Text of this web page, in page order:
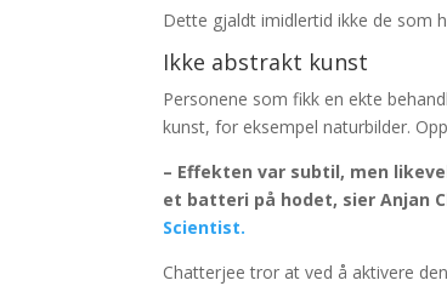
Dette gjaldt imidlertid ikke de som
Ikke abstrakt kunst
Personene som fikk en ekte
kunst, for eksempel naturbilder.
– Effekten var subtil, men
et batteri på hodet, sier Anjan
Scientist.
Chatterjee tror at ved å aktivere